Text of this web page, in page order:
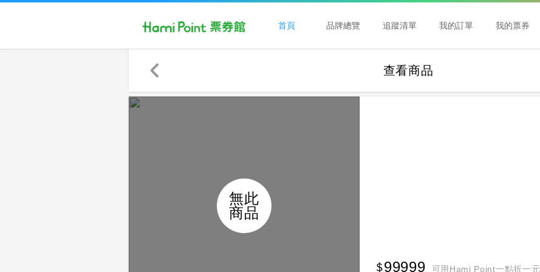
首頁 品牌總覽 追蹤清單 我的訂單 我的票券
查看商品
無此
商品
99999 可用Hami Point一點折一元